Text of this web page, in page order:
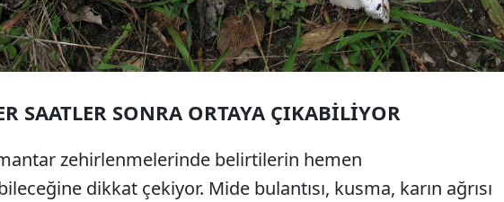
SAATLER SONRA ORTAYA ÇIKABİLİYOR
zehirlenmelerinde belirtilerin hemen
dikkat çekiyor. Mide bulantısı, kusma, karın ağrısı